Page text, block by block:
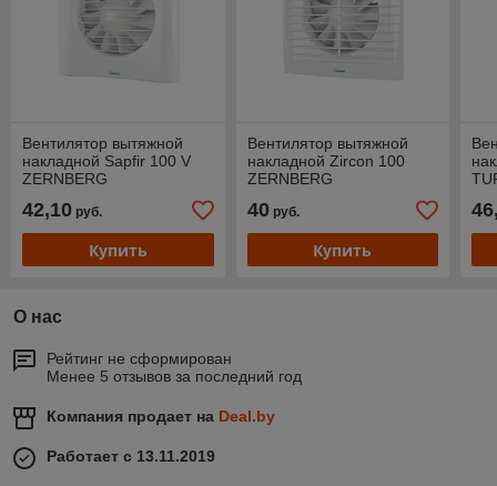
Вентилятор вытяжной
накладной Sapfir 100 V
ZERNBERG
42,10 руб.
Купить
Вентилятор вытяжной
накладной Zircon 100
ZERNBERG
40руб.
Купить
О нас
Рейтинг не сформирован
Менее 5 отзывов за последний год
Компания продает на Deal.by
Работает с 13.11.2019